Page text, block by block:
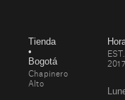
Tienda
•
Bogotá
Chapinero
Alto
EST.
2017